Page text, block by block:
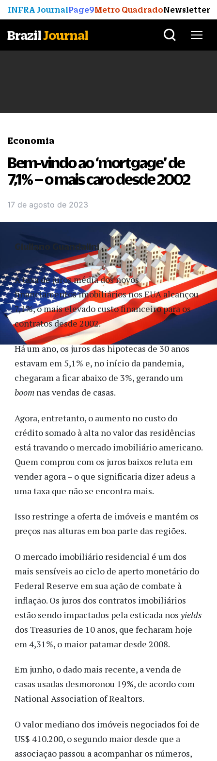
INFRA JournalPage9Metro QuadradoNewsletter
BrazilJournal
Economia
Bem-vindo ao ‘mortgage’ de
7,1% – o mais caro desde 2002
17 de agosto de 2023
A taxa de juros média dos novos
financiamentos imobiliários nos EUA alcançou
7,1%, o mais elevado custo financeiro para os
contratos desde 2002.
Há um ano, os juros das hipotecas de 30 anos
estavam em 5,1% e, no início da pandemia,
chegaram a ficar abaixo de 3%, gerando um
boom nas vendas de casas.
Agora, entretanto, o aumento no custo do
crédito somado à alta no valor das residências
está travando o mercado imobiliário americano.
Quem comprou com os juros baixos reluta em
vender agora – o que significaria dizer adeus a
uma taxa que não se encontra mais.
Isso restringe a oferta de imóveis e mantém os
preços nas alturas em boa parte das regiões.
O mercado imobiliário residencial é um dos
mais sensíveis ao ciclo de aperto monetário do
Federal Reserve em sua ação de combate à
inflação. Os juros dos contratos imobiliários
estão sendo impactados pela esticada nos yields
dos Treasuries de 10 anos, que fecharam hoje
em 4,31%, o maior patamar desde 2008.
Em junho, o dado mais recente, a venda de
casas usadas desmoronou 19%, de acordo com
National Association of Realtors.
O valor mediano dos imóveis negociados foi de
US$ 410.200, o segundo maior desde que a
associação passou a acompanhar os números,
Giuliano Guandalini